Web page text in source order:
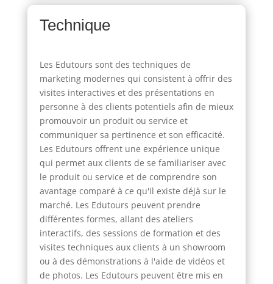
Technique
Les Edutours sont des techniques de
marketing modernes qui consistent à offrir des
visites interactives et des présentations en
personne à des clients potentiels afin de mieux
promouvoir un produit ou service et
communiquer sa pertinence et son efficacité.
Les Edutours offrent une expérience unique
qui permet aux clients de se familiariser avec
le produit ou service et de comprendre son
avantage comparé à ce qu'il existe déjà sur le
marché. Les Edutours peuvent prendre
différentes formes, allant des ateliers
interactifs, des sessions de formation et des
visites techniques aux clients à un showroom
ou à des démonstrations à l'aide de vidéos et
de photos. Les Edutours peuvent être mis en